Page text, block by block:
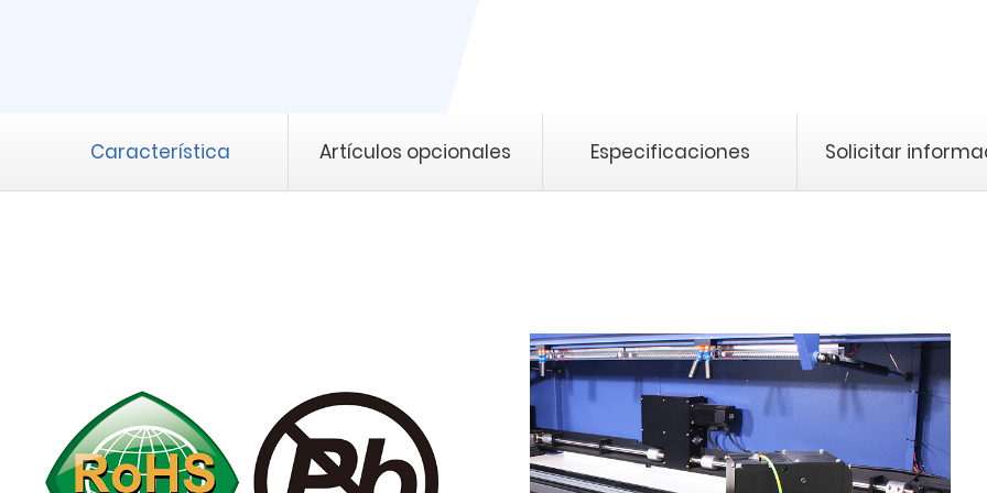
Característica Artículos opcionales Especificaciones Solicitar